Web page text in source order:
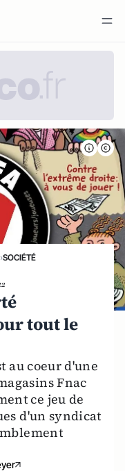
›SOCIÉTÉ
tout le
au coeur d'une
Fnac
ce jeu de
d'un syndicat